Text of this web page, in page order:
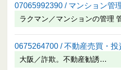
07065992390 / マンション管
ラクマン／マンションの管理
0675264700 / 不動産売買・投
大阪／詐欺。不動産勧誘…